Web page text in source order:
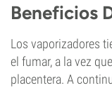
Beneficios
Los vaporizadores
el fumar, a la vez
placentera. A